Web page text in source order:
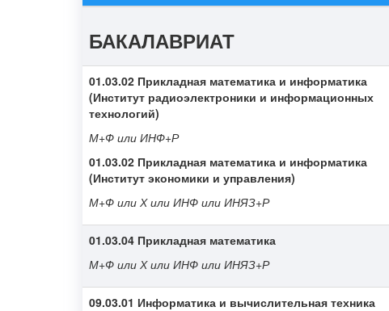
БАКАЛАВРИАТ
01.03.02 Прикладная математика и информатика
(Институт радиоэлектроники и информационных
технологий)
М+Ф или ИНФ+Р
01.03.02 Прикладная математика и информатика
(Институт экономики и управления)
М+Ф или Х или ИНФ или ИНЯЗ+Р
01.03.04 Прикладная математика
М+Ф или Х или ИНФ или ИНЯЗ+Р
09.03.01 Информатика и вычислительная техника